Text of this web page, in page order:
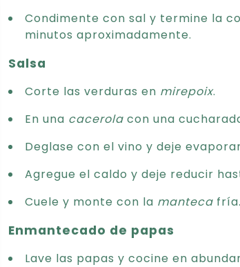
Condimente con sal y termine la
minutos aproximadamente.
Salsa
Corte las verduras en mirepoix.
En una cacerola con una
Deglase con el vino y deje
Agregue el caldo y deje reducir
Cuele y monte con la manteca fría.
Enmantecado de papas
Lave las papas y cocine en